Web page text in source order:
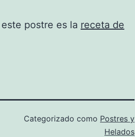
postre es la receta de
Categorizado como Postres y
Helados